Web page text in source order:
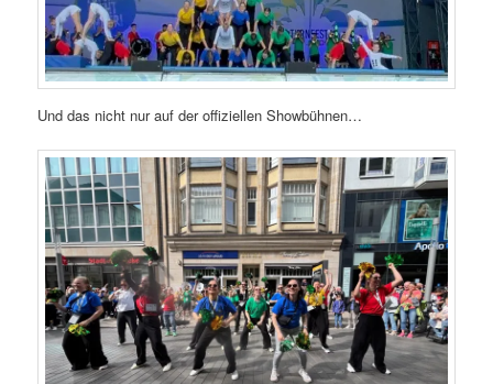
Und das nicht nur auf der offiziellen Showbühnen…